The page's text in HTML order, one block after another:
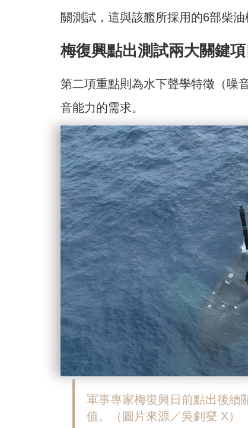
關測試，這與該艦所採用的6部柴油
梅復興點出測試兩大關鍵
第二項重點則為水下聲學特徵（噪
音能力的需求。
軍事專家梅復興日前點出後續
值。（圖片來源／吳釗燮 X）